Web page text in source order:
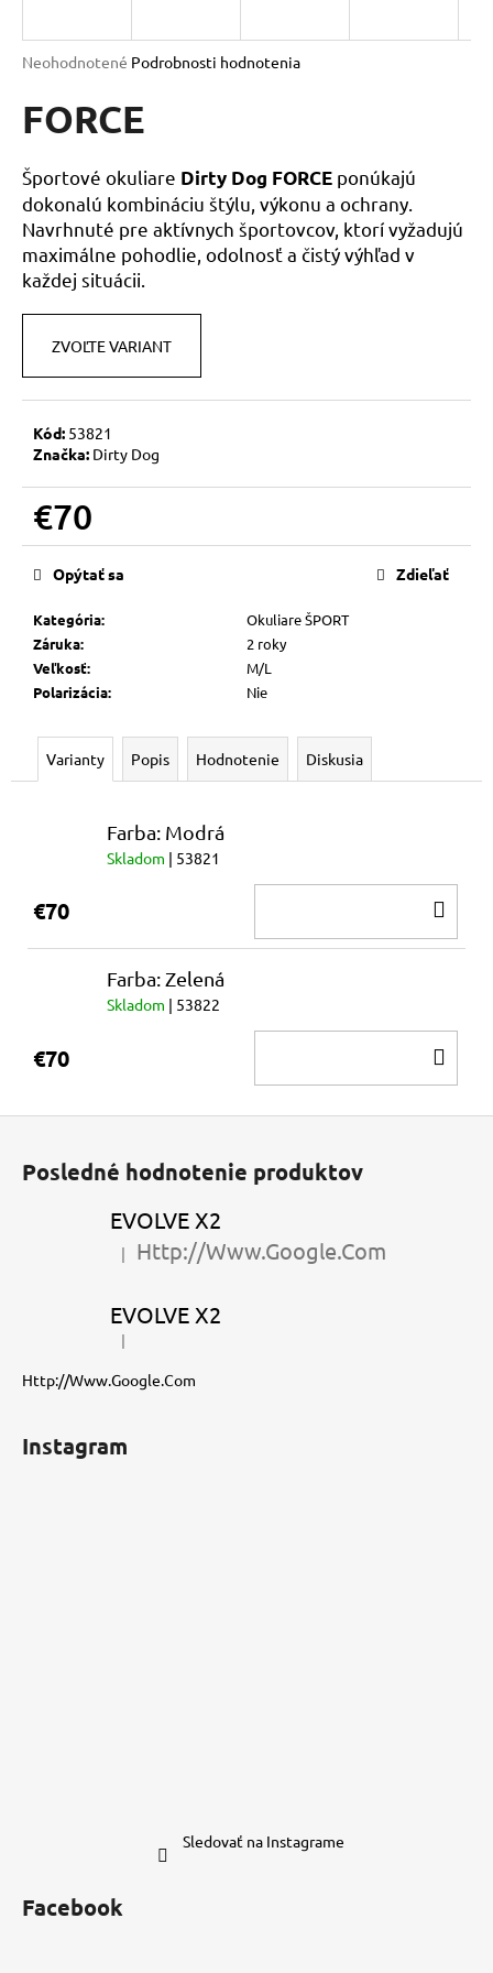
Priemerné
produktu
je
z
5
hviezdičiek.
Neohodnotené Podrobnosti hodnotenia
FORCE
Športové okuliare Dirty Dog FORCE ponúkajú
dokonalú kombináciu štýlu, výkonu a ochrany.
Navrhnuté pre aktívnych športovcov, ktorí vyžadujú
maximálne pohodlie, odolnosť a čistý výhľad v
každej situácii.
ZVOĽTE VARIANT
Kód: 53821
Značka: Dirty Dog
€70
Jednotková
Kategória:
Okuliare ŠPORT
Záruka:
2 roky
Veľkosť:
M/L
Polarizácia: Nie
Opýtať sa Zdieľať
Varianty Popis Hodnotenie Diskusia
Farba: Modrá
Skladom | 53821
€70
Farba: Zelená
Skladom | 53822
€70
j
ť
?
HĽADAŤ
d
p
o
č
m
e
MUFFLER
€69
Posledné hodnotenie produktov
EVOLVE X2
Hodnotenie produktu je 5 z 5 hviezdičiek.
| Http://Www.Google.Com
EVOLVE X2
Hodnotenie produktu je 5 z 5 hviezdičiek.
|
Http://Www.Google.Com
Instagram
Sledovať na Instagrame
Facebook